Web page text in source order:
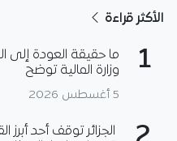
الأكثر قراءة
1
ما حقيقة العودة إلى
وزارة المالية توضح
5 أغسطس 2026
الجزائر توقف أحد